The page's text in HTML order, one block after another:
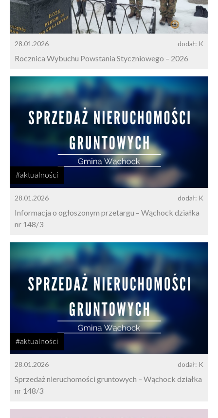
28.01.2026 dodał: K
Rocznica Wybuchu Powstania Styczniowego – 2026
#aktualności
28.01.2026 dodał: K
Informacja o ogłoszonym przetargu – Wąchock działka
nr 148/3
#aktualności
28.01.2026 dodał: K
Sprzedaż nieruchomości gruntowych – Wąchock działka
nr 148/3